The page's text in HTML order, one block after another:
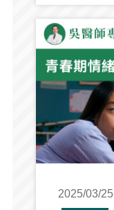
2025/03/25